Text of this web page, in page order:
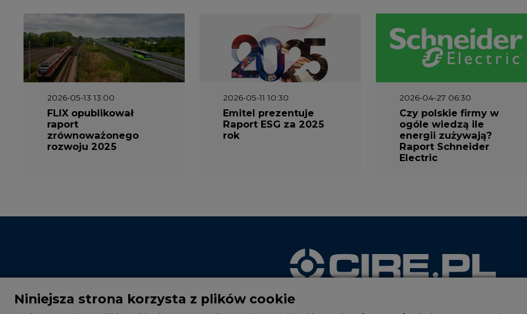
2026-05-13 13:00
FLIX opublikował
raport
zrównoważonego
rozwoju 2025
2026-05-11 10:30
Emitel prezentuje
Raport ESG za 2025
rok
2026-04-27 06:30
Czy polskie firmy w
ogóle wiedzą ile
energii zużywają?
Raport Schneider
Electric
Niniejsza strona korzysta z plików cookie